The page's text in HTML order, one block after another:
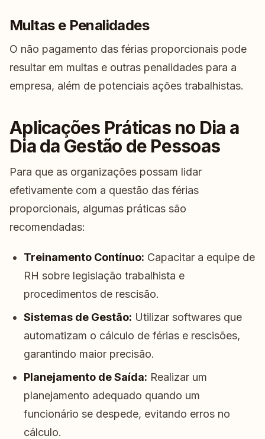
Multas e Penalidades
O não pagamento das férias proporcionais pode
resultar em multas e outras penalidades para a
empresa, além de potenciais ações trabalhistas.
Aplicações Práticas no Dia a
Dia da Gestão de Pessoas
Para que as organizações possam lidar
efetivamente com a questão das férias
proporcionais, algumas práticas são
recomendadas:
Treinamento Contínuo: Capacitar a equipe de
RH sobre legislação trabalhista e
procedimentos de rescisão.
Sistemas de Gestão: Utilizar softwares que
automatizam o cálculo de férias e rescisões,
garantindo maior precisão.
Planejamento de Saída: Realizar um
planejamento adequado quando um
funcionário se despede, evitando erros no
cálculo.